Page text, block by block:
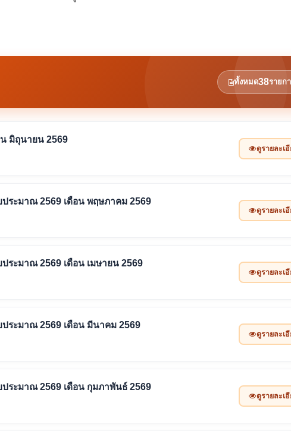
ทั้งหมด38รายก
มิถุนายน 2569
ดูรายละเ
ระมาณ 2569 เดือน พฤษภาคม 2569
ดูรายละเ
ระมาณ 2569 เดือน เมษายน 2569
ดูรายละเ
ระมาณ 2569 เดือน มีนาคม 2569
ดูรายละเ
ระมาณ 2569 เดือน กุมภาพันธ์ 2569
ดูรายละเ